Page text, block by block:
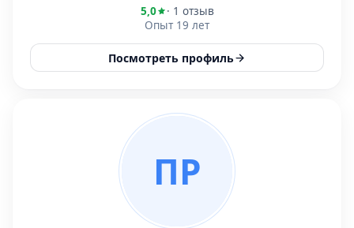
5,0
· 1 отзыв
Опыт 19 лет
Посмотреть профиль
ПР